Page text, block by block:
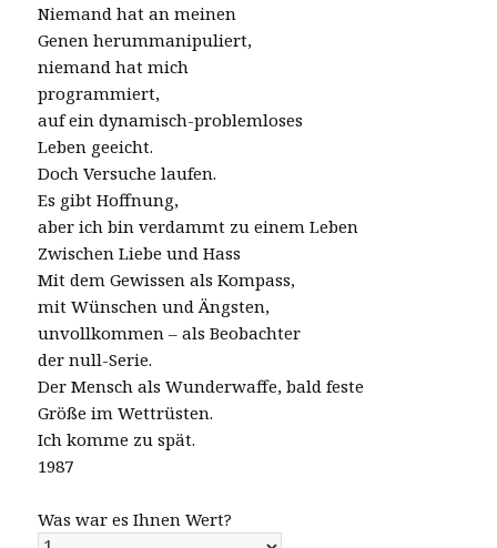
Niemand hat an meinen
Genen herummanipuliert,
niemand hat mich
programmiert,
auf ein dynamisch-problemloses
Leben geeicht.
Doch Versuche laufen.
Es gibt Hoffnung,
aber ich bin verdammt zu einem Leben
Zwischen Liebe und Hass
Mit dem Gewissen als Kompass,
mit Wünschen und Ängsten,
unvollkommen – als Beobachter
der null-Serie.
Der Mensch als Wunderwaffe, bald feste
Größe im Wettrüsten.
Ich komme zu spät.
1987
Was war es Ihnen Wert?